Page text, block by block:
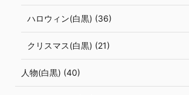
ハロウィン(白黒) (36)
クリスマス(白黒) (21)
人物(白黒) (40)